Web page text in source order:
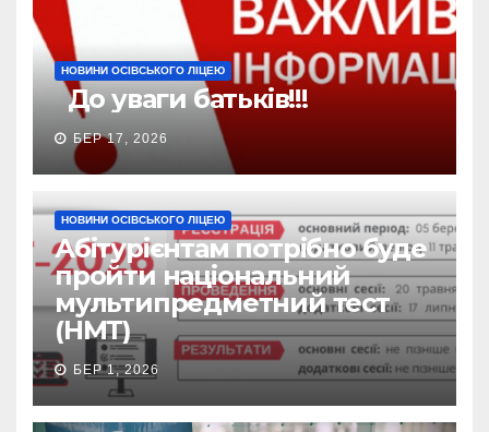
НОВИНИ ОСІВСЬКОГО ЛІЦЕЮ
До уваги батьків!!!
БЕР 17, 2026
НОВИНИ ОСІВСЬКОГО ЛІЦЕЮ
Абітурієнтам потрібно буде
пройти національний
мультипредметний тест
(НМТ)
БЕР 1, 2026